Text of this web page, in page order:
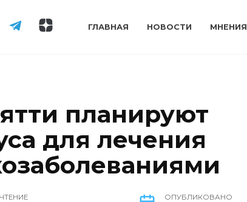
ГЛАВНАЯ НОВОСТИ МНЕНИЯ
планируют
для лечения
ОПУБЛИКОВАНО